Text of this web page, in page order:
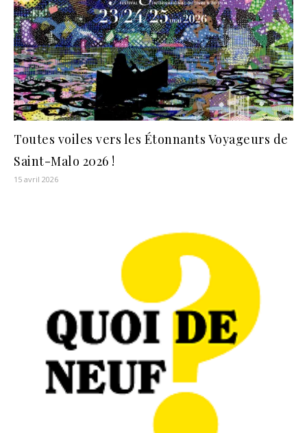
Toutes voiles vers les Étonnants Voyageurs de
Saint-Malo 2026 !
15 avril 2026